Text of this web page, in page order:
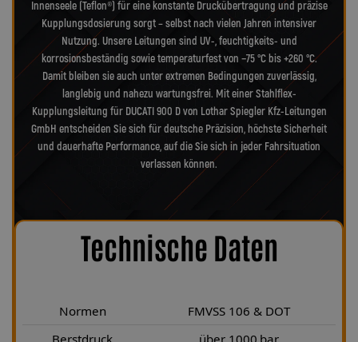
Innenseele (Teflon®) für eine konstante Druckübertragung und präzise
Kupplungsdosierung sorgt – selbst nach vielen Jahren intensiver
Nutzung. Unsere Leitungen sind UV-, feuchtigkeits- und
korrosionsbeständig sowie temperaturfest von −75 °C bis +260 °C.
Damit bleiben sie auch unter extremen Bedingungen zuverlässig,
langlebig und nahezu wartungsfrei. Mit einer Stahlflex-
Kupplungsleitung für DUCATI 900 D von Lothar Spiegler Kfz-Leitungen
GmbH entscheiden Sie sich für deutsche Präzision, höchste Sicherheit
und dauerhafte Performance, auf die Sie sich in jeder Fahrsituation
verlassen können.
Technische Daten
Normen
FMVSS 106 & DOT
Berstdruck
über 1000 bar